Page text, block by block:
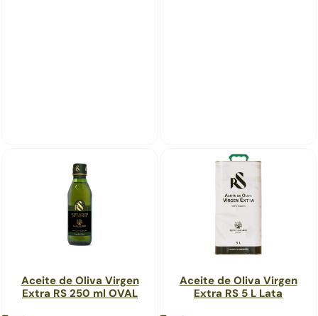
Aceite de Oliva Virgen
Extra RS 250 ml OVAL
Aceite de Oliva Virgen
Extra RS 5 L Lata